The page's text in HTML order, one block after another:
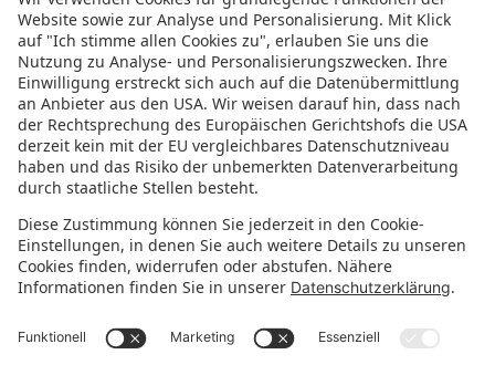
FOLGE UNS!
IMMER INFORMIERT BLEIBEN